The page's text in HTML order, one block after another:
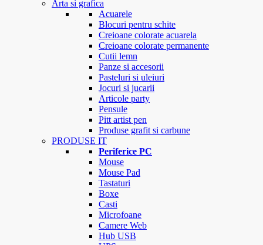
Arta si grafica
Acuarele
Blocuri pentru schite
Creioane colorate acuarela
Creioane colorate permanente
Cutii lemn
Panze si accesorii
Pasteluri si uleiuri
Jocuri si jucarii
Articole party
Pensule
Pitt artist pen
Produse grafit si carbune
PRODUSE IT
Periferice PC
Mouse
Mouse Pad
Tastaturi
Boxe
Casti
Microfoane
Camere Web
Hub USB